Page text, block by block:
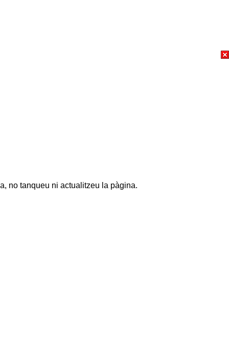
no tanqueu ni actualitzeu la pàgina.